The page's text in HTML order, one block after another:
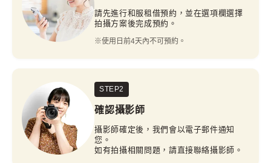
請先進行和服租借預約，並在選項欄選擇
拍攝方案後完成預約。
※使用日前4天內不可預約。
STEP2
確認攝影師
攝影師確定後，我們會以電子郵件通知
您。
如有拍攝相關問題，請直接聯絡攝影師。